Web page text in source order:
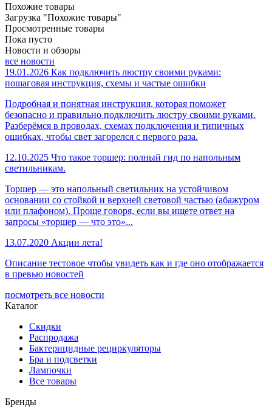
Похожие товары
Загрузка "Похожие товары"
Просмотренные товары
Пока пусто
Новости и обзоры
все новости
19.01.2026 Как подключить люстру своими руками:
пошаговая инструкция, схемы и частые ошибки
Подробная и понятная инструкция, которая поможет
безопасно и правильно подключить люстру своими руками.
Разберёмся в проводах, схемах подключения и типичных
ошибках, чтобы свет загорелся с первого раза.
12.10.2025 Что такое торшер: полный гид по напольным
светильникам.
Торшер — это напольный светильник на устойчивом
основании со стойкой и верхней световой частью (абажуром
или плафоном). Проще говоря, если вы ищете ответ на
запросы «торшер — что это»...
13.07.2020 Акции лета!
Описание тестовое чтобы увидеть как и где оно отображается
в превью новостей
посмотреть все новости
Каталог
Скидки
Распродажа
Бактерицидные рециркуляторы
Бра и подсветки
Лампочки
Все товары
Бренды